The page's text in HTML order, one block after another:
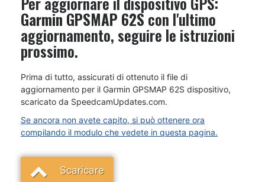
Garmin GPSMAP 62S con l'ultimo
aggiornamento, seguire le istruzioni
prossimo.
Prima di tutto, assicurati di ottenuto il file di
aggiornamento per il Garmin GPSMAP 62S dispositivo,
scaricato da SpeedcamUpdates.com.
Se ancora non avete capito, si può ottenere ora
compilando il modulo che vedete in questa pagina.
Scaricare